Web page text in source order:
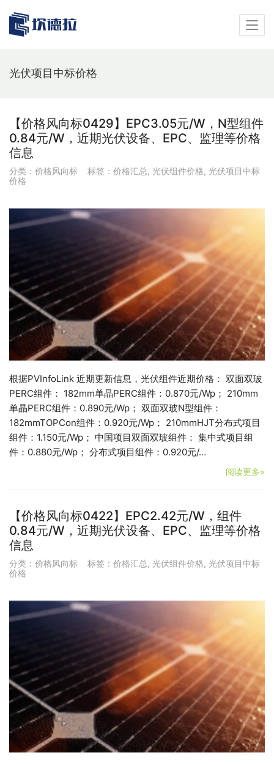
光伏项目中标价格
【价格风向标0429】EPC3.05元/W，N型组件
0.84元/W，近期光伏设备、EPC、监理等价格
信息
分类： 价格风向标 标签： 价格汇总 , 光伏组件价格, 光伏项目中标
价格
根据PVInfoLink 近期更新信息，光伏组件近期价格： 双面双玻
PERC组件： 182mm单晶PERC组件：0.870元/Wp； 210mm
单晶PERC组件：0.890元/Wp； 双面双玻N型组件：
182mmTOPCon组件：0.920元/Wp； 210mmHJT分布式项目
组件：1.150元/Wp； 中国项目双面双玻组件： 集中式项目组
件：0.880元/Wp； 分布式项目组件：0.920元/…
阅读更多»
【价格风向标0422】EPC2.42元/W，组件
0.84元/W，近期光伏设备、EPC、监理等价格
信息
分类： 价格风向标 标签： 价格汇总 , 光伏组件价格, 光伏项目中标
价格